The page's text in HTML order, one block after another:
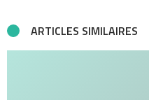
ARTICLES SIMILAIRES